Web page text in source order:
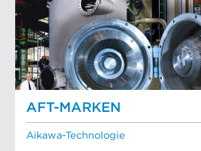
AFT-MARKEN
Aikawa-Technologie